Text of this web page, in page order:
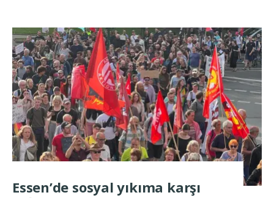
Essen’de sosyal yıkıma karşı